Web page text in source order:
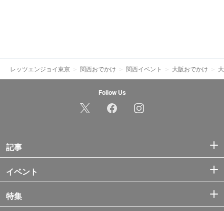
レッツエンジョイ東京 関西おでかけ 関西イベント 大阪おでかけ
Follow Us
記事
イベント
特集